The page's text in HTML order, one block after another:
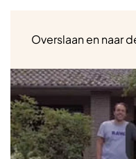
Overslaan en naar